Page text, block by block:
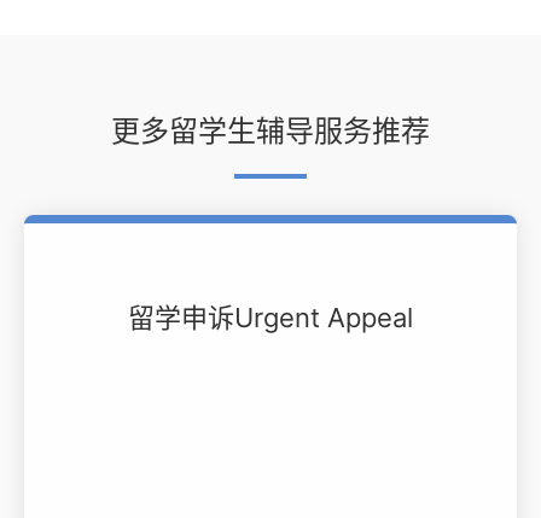
更多留学生辅导服务推荐
留学申诉Urgent Appeal